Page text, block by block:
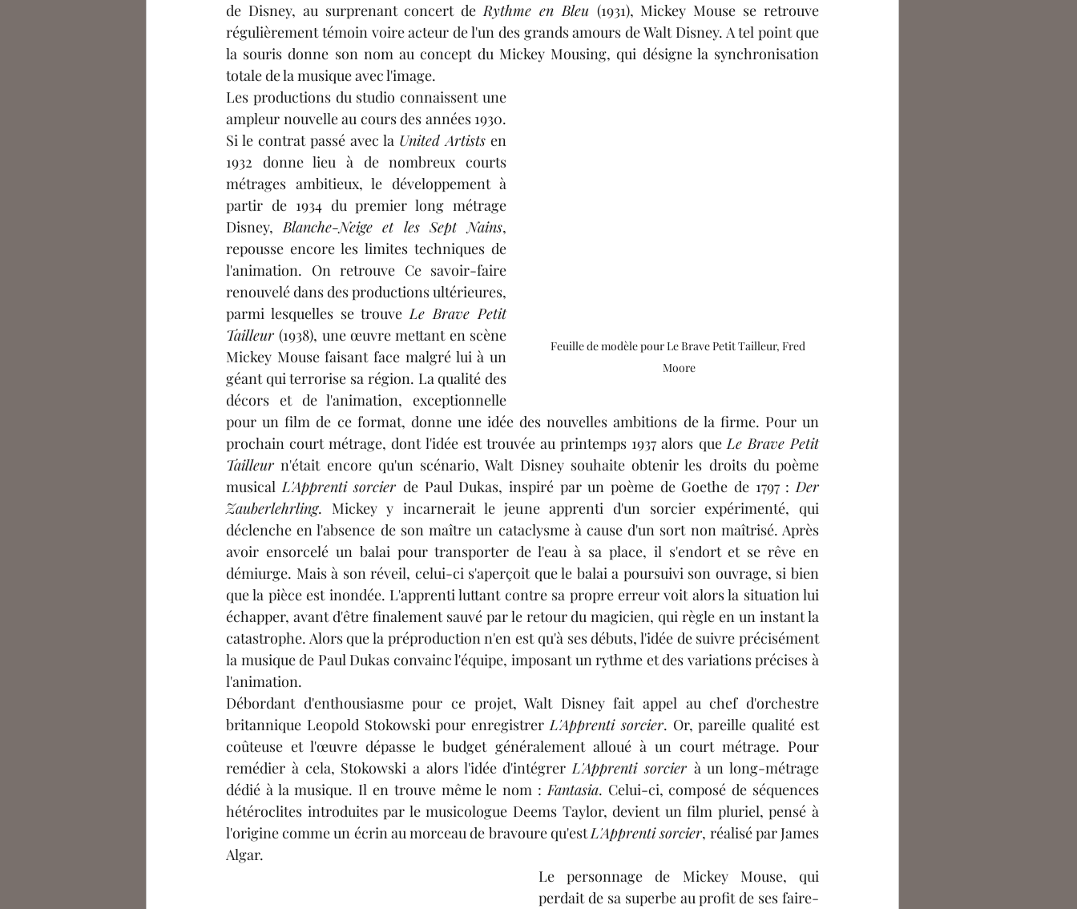
de Disney, au surprenant concert de Rythme en Bleu (1931), Mickey Mouse se retrouve
régulièrement témoin voire acteur de l'un des grands amours de Walt Disney. A tel point que
la souris donne son nom au concept du Mickey Mousing, qui désigne la synchronisation
totale de la musique avec l'image.
Feuille de modèle pour Le Brave Petit Tailleur, Fred
Moore
Les productions du studio connaissent une
ampleur nouvelle au cours des années 1930.
Si le contrat passé avec la United Artists en
1932 donne lieu à de nombreux courts
métrages ambitieux, le développement à
partir de 1934 du premier long métrage
Disney, Blanche-Neige et les Sept Nains,
repousse encore les limites techniques de
l'animation. On retrouve Ce savoir-faire
renouvelé dans des productions ultérieures,
parmi lesquelles se trouve Le Brave Petit
Tailleur (1938), une œuvre mettant en scène
Mickey Mouse faisant face malgré lui à un
géant qui terrorise sa région. La qualité des
décors et de l'animation, exceptionnelle
pour un film de ce format, donne une idée des nouvelles ambitions de la firme. Pour un
prochain court métrage, dont l'idée est trouvée au printemps 1937 alors que Le Brave Petit
Tailleur n'était encore qu'un scénario, Walt Disney souhaite obtenir les droits du poème
musical L'Apprenti sorcier de Paul Dukas, inspiré par un poème de Goethe de 1797 : Der
Zauberlehrling. Mickey y incarnerait le jeune apprenti d'un sorcier expérimenté, qui
déclenche en l'absence de son maître un cataclysme à cause d'un sort non maîtrisé. Après
avoir ensorcelé un balai pour transporter de l'eau à sa place, il s'endort et se rêve en
démiurge. Mais à son réveil, celui-ci s'aperçoit que le balai a poursuivi son ouvrage, si bien
que la pièce est inondée. L'apprenti luttant contre sa propre erreur voit alors la situation lui
échapper, avant d'être finalement sauvé par le retour du magicien, qui règle en un instant la
catastrophe. Alors que la préproduction n'en est qu'à ses débuts, l'idée de suivre précisément
la musique de Paul Dukas convainc l'équipe, imposant un rythme et des variations précises à
l'animation.
Débordant d'enthousiasme pour ce projet, Walt Disney fait appel au chef d'orchestre
britannique Leopold Stokowski pour enregistrer L'Apprenti sorcier. Or, pareille qualité est
coûteuse et l'œuvre dépasse le budget généralement alloué à un court métrage. Pour
remédier à cela, Stokowski a alors l'idée d'intégrer L'Apprenti sorcier à un long-métrage
dédié à la musique. Il en trouve même le nom : Fantasia. Celui-ci, composé de séquences
hétéroclites introduites par le musicologue Deems Taylor, devient un film pluriel, pensé à
l'origine comme un écrin au morceau de bravoure qu'est L'Apprenti sorcier, réalisé par James
Algar.
Le personnage de Mickey Mouse, qui
perdait de sa superbe au profit de ses faire-